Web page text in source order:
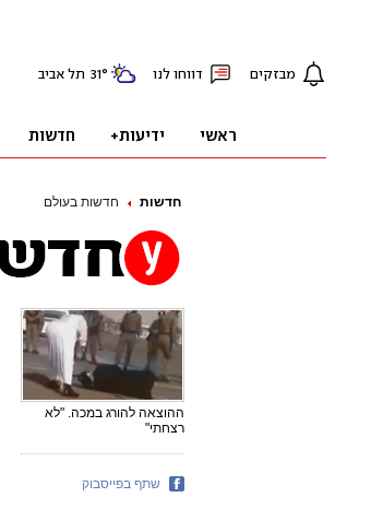
חדשות חדשות בעולם
ההוצאה להורג במכה. "לא
רצחתי"
שתף בפייסבוק